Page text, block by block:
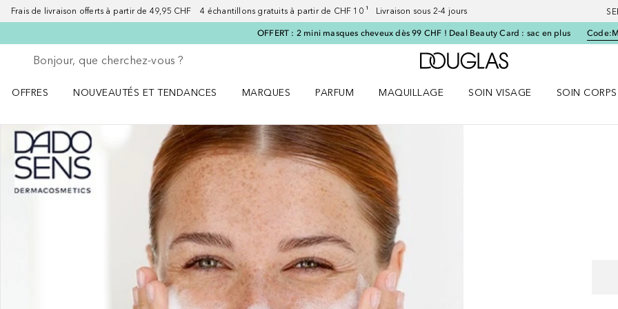
Frais de livraison offerts à partir de 49,95 CHF 4 échantillons gratuits à partir de CHF 10 ¹ Livraison sous 2-4 jours
OFFERT : 2 mini masques cheveux dès 99 CHF ! Deal Beauty Card : sac en plus Code:
Retourner
Exécuter la recherche
Vers l'accueil Douglas
OFFRES
NOUVEAUTÉS ET TENDANCES
MARQUES
PARFUM
MAQUILLAGE
SOIN VISAGE
SOIN CORPS